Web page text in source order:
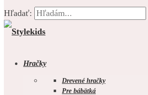
Hľadať:
Hračky
Drevené hračky
Pre bábätká